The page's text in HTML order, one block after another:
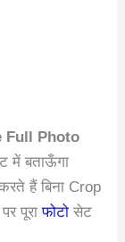
Full Photo
में बताऊँगा
हैं बिना Crop
पूराफोटो सेट